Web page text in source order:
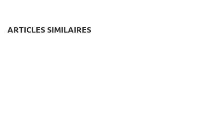
ARTICLES SIMILAIRES